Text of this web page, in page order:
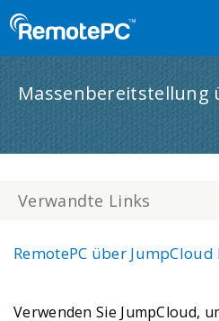
Massenbereitstellung
Verwandte Links
RemotePC über
Verwenden Sie JumpCloud,